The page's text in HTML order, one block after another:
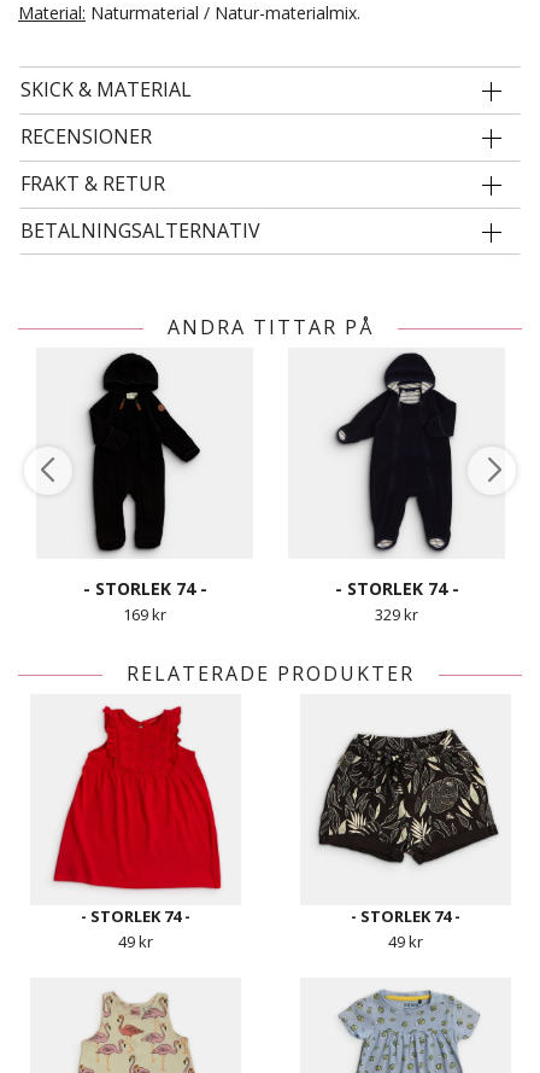
Material: Naturmaterial / Natur-materialmix.
SKICK & MATERIAL
RECENSIONER
FRAKT & RETUR
BETALNINGSALTERNATIV
ANDRA TITTAR PÅ
- STORLEK 74 -
169 kr
- STORLEK 74 -
329 kr
RELATERADE PRODUKTER
- STORLEK 74 -
49 kr
- STORLEK 74 -
49 kr